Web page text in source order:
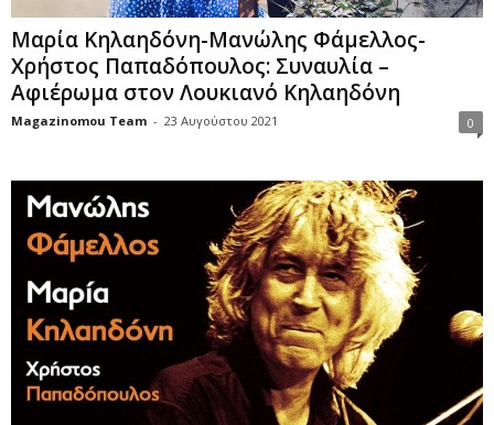
Μαρία Κηλαηδόνη-Μανώλης Φάμελλος-
Χρήστος Παπαδόπουλος: Συναυλία –
Αφιέρωμα στον Λουκιανό Κηλαηδόνη
Magazinomou Team - 23 Αυγούστου 2021 0